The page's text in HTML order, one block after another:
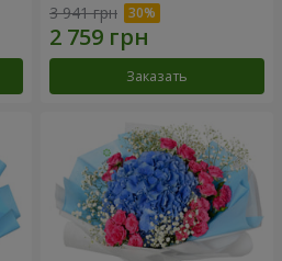
3 941 грн
Заказать